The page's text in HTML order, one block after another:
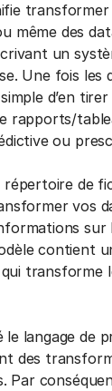
même des
un
Une fois les
d’en
rapports/
ou
de
vos
contient
transforme
langage de
des
Par